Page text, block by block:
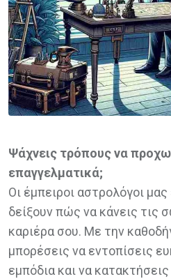
Ψάχνεις τρόπους να
επαγγελματικά;
Οι έμπειροι αστρολόγοι
δείξουν πώς να κάνεις τις
καριέρα σου. Με την
μπορέσεις να εντοπίσεις
εμπόδια και να κατακτήσεις